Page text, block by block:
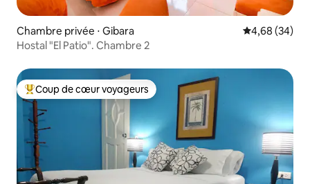
Chambre privée ⋅ Gibara Évaluation
4,68 (34)
Hostal "El Patio". Chambre 2
Coups de cœur voyageurs les plus appréciés
Coup de cœur voyageurs